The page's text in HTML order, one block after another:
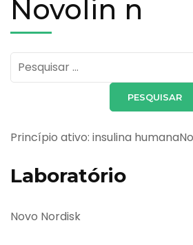
Novolin n
Pesquisar
por:
Princípio ativo: insulina
Laboratório
Novo Nordisk